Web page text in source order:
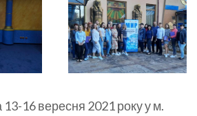
16 вересня 2021 року у м.